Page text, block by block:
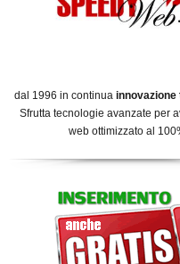
dal 1996 in continua
Sfrutta tecnologie avanzate per
web ottimizzato al